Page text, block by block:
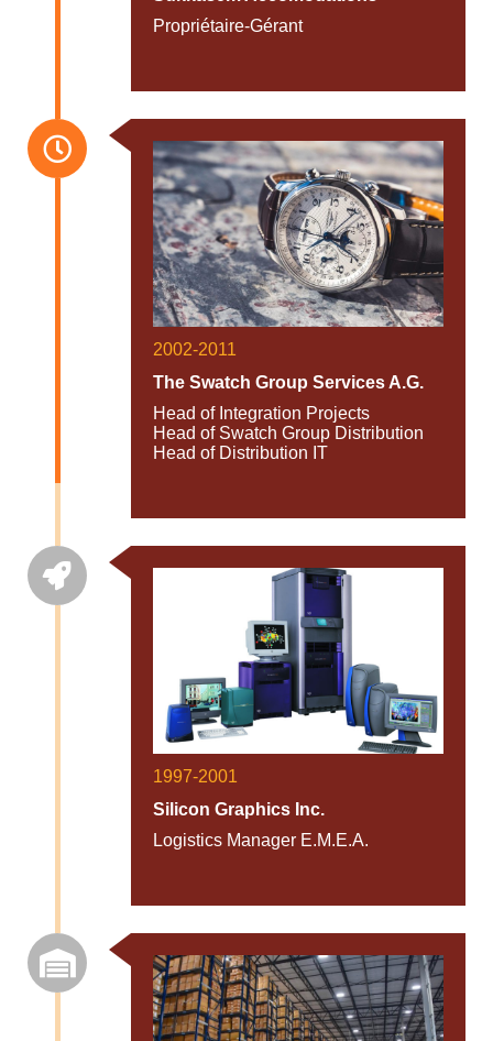
Propriétaire-Gérant
2002-2011
The Swatch Group Services A.G.
Head of Integration Projects
Head of Swatch Group Distribution
Head of Distribution IT
1997-2001
Silicon Graphics Inc.
Logistics Manager E.M.E.A.